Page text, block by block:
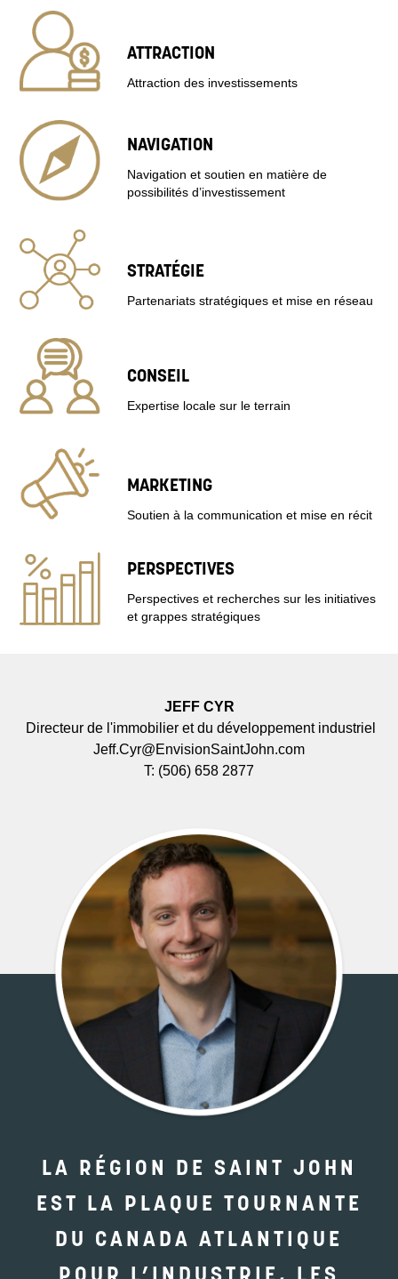
ATTRACTION
Attraction des investissements
NAVIGATION
Navigation et soutien en matière de
possibilités d’investissement
STRATÉGIE
Partenariats stratégiques et mise en réseau
CONSEIL
Expertise locale sur le terrain
MARKETING
Soutien à la communication et mise en récit
PERSPECTIVES
Perspectives et recherches sur les initiatives
et grappes stratégiques
JEFF CYR
Directeur de l'immobilier et du développement industriel
Jeff.Cyr@EnvisionSaintJohn.com
T: (506) 658 2877
LA RÉGION DE SAINT JOHN
EST LA PLAQUE TOURNANTE
DU CANADA ATLANTIQUE